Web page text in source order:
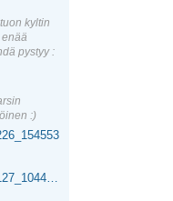
kyltin
pystyy :
:)